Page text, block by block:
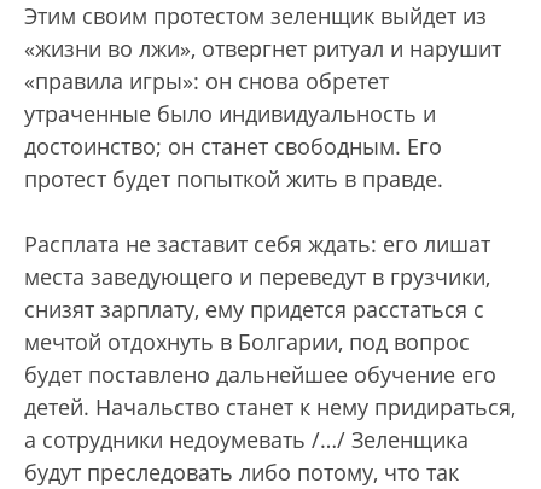
Этим своим протестом зеленщик выйдет из
«жизни во лжи», отвергнет ритуал и нарушит
«правила игры»: он снова обретет
утраченные было индивидуальность и
достоинство; он станет свободным. Его
протест будет попыткой жить в правде.
Расплата не заставит себя ждать: его лишат
места заведующего и переведут в грузчики,
снизят зарплату, ему придется расстаться с
мечтой отдохнуть в Болгарии, под вопрос
будет поставлено дальнейшее обучение его
детей. Начальство станет к нему придираться,
а сотрудники недоумевать /…/ Зеленщика
будут преследовать либо потому, что так